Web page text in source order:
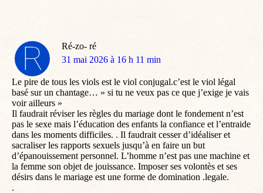
Ré-zo- ré
dit
31 mai 2026 à 16 h 11 min
Le pire de tous les viols est le viol conjugal.c’est le viol légal
basé sur un chantage… » si tu ne veux pas ce que j’exige je vais
voir ailleurs »
Il faudrait réviser les règles du mariage dont le fondement n’est
pas le sexe mais l’éducation des enfants la confiance et l’entraide
dans les moments difficiles. . Il faudrait cesser d’idéaliser et
sacraliser les rapports sexuels jusqu’à en faire un but
d’épanouissement personnel. L’homme n’est pas une machine et
la femme son objet de jouissance. Imposer ses volontès et ses
désirs dans le mariage est une forme de domination .legale.
.